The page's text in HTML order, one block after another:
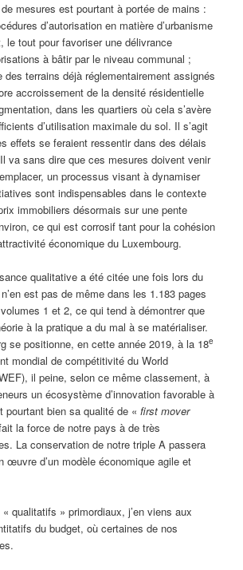
mesures est pourtant à portée de mains :
d’autorisation en matière d’urbanisme
le tout pour favoriser une délivrance
à bâtir par le niveau communal ;
des terrains déjà réglementairement assignés
accroissement de la densité résidentielle
dans les quartiers où cela s’avère
d’utilisation maximale du sol. Il s’agit
effets se feraient ressentir dans des délais
va sans dire que ces mesures doivent venir
un processus visant à dynamiser
sont indispensables dans le contexte
immobiliers désormais sur une pente
ce qui est corrosif tant pour la cohésion
économique du Luxembourg.
qualitative a été citée une fois lors du
est pas de même dans les 1.183 pages
1 et 2, ce qui tend à démontrer que
à la pratique a du mal à se matérialiser.
se positionne, en cette année 2019, à la 18e
mondial de compétitivité du World
il peine, selon ce même classement, à
un écosystème d’innovation favorable à
pourtant bien sa qualité de «first mover
la force de notre pays à de très
La conservation de notre triple A passera
œuvre d’un modèle économique agile et
qualitatifs » primordiaux, j’en viens aux
du budget, où certaines de nos